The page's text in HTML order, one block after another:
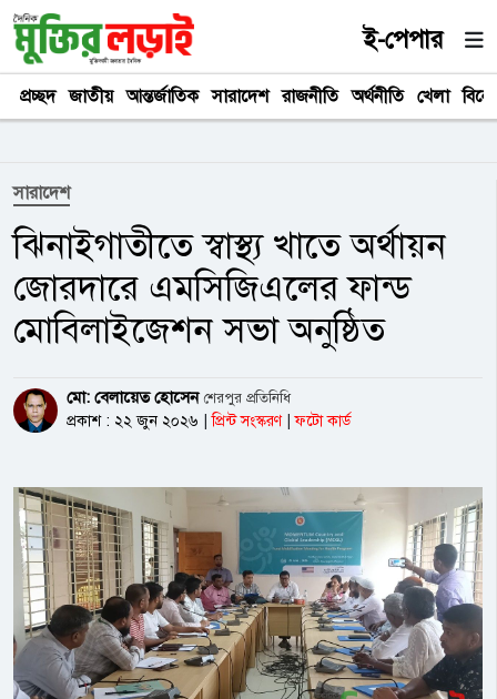
ই-পেপার
প্রচ্ছদ জাতীয় আন্তর্জাতিক সারাদেশ রাজনীতি অর্থনীতি খেলা
সারাদেশ
ঝিনাইগাতীতে স্বাস্থ্য খাতে অর্থায়ন
জোরদারে এমসিজিএলের ফান্ড
মোবিলাইজেশন সভা অনুষ্ঠিত
মো: বেলায়েত হোসেনশেরপুর প্রতিনিধি
প্রকাশ : ২২ জুন ২০২৬
প্রিন্ট সংস্করণ ফটো কার্ড